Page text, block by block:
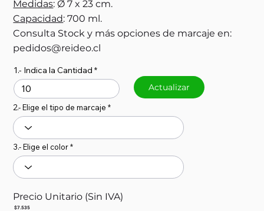
Medidas: Ø 7 x 23 cm.
Capacidad: 700 ml.
Consulta Stock y más opciones de marcaje en:
pedidos@reideo.cl
1.- Indica la Cantidad
Actualizar
2.- Elige el tipo de marcaje
3.- Elige el color
Precio Unitario (Sin IVA)
$7.535